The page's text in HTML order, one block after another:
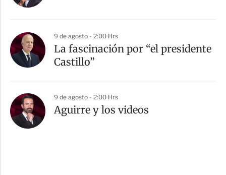
9 de agosto - 2:00 Hrs
La fascinación por “el presidente
Castillo”
9 de agosto - 2:00 Hrs
Aguirre y los videos